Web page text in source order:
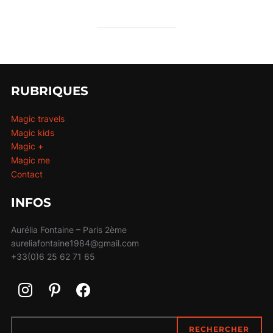
RUBRIQUES
Magic travels
Magic kids
Magic +
Magic me
Contact
INFOS
Aurélia Fontaine – Paris 2ème
aureliafontaine1984@gmail.com
+33(0)6 25 62 71 65
RECHERCHER